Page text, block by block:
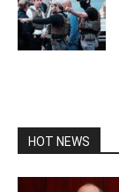
HOT NEWS